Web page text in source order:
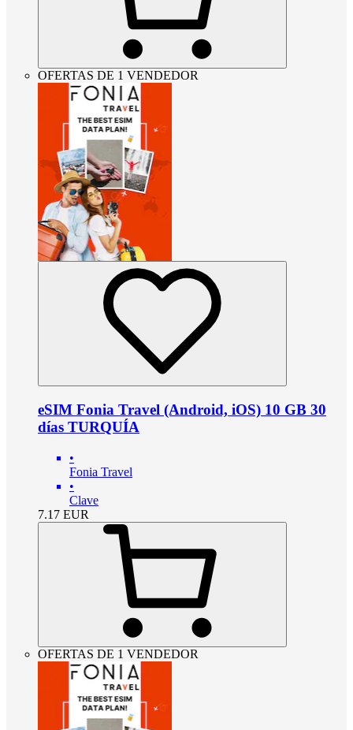
OFERTAS DE 1 VENDEDOR
eSIM Fonia Travel (Android, iOS) 10 GB 30
días TURQUÍA
•
Fonia Travel
•
Clave
7.17 EUR
OFERTAS DE 1 VENDEDOR